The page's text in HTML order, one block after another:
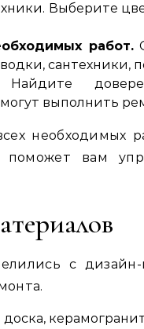
Выберите
работ.
сантехники,
выполнить
необходимых
вам
с